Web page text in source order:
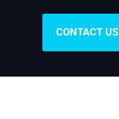
CONTACT US